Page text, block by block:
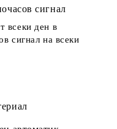
сигнал
всеки ден в
сигнал на всеки